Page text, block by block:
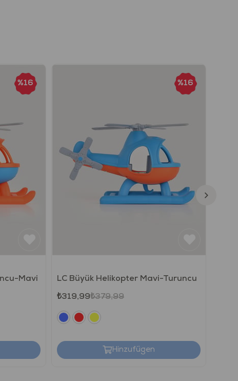
Mavi
%16
LC Büyük Helikopter Mavi-Turuncu
₺319,99₺379,99
Hinzufügen
%16